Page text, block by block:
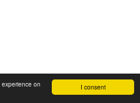
I consent
on